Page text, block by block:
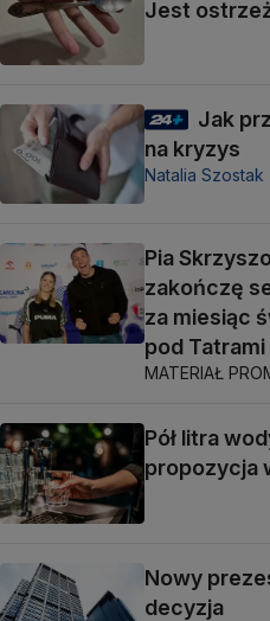
Jest
Jak
na kryzys
Natalia Szostak
Pia
zakończę
za miesiąc
pod Tatrami
MATERIAŁ
Pół litra
propozycja
Nowy
decyzja